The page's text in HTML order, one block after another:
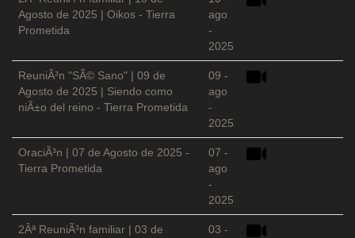
Agosto de 2025 | Oikos - Tierra
Prometida
ago
-
2025
ReuniÃ³n "SÃ© Sano" | 09 de
Agosto de 2025 | Siendo como
niÃ±o del reino - Tierra Prometida
09 -
ago
-
2025
OraciÃ³n | 07 de Agosto de 2025 -
Tierra Prometida
07 -
ago
-
2025
2Âª ReuniÃ³n familiar | 03 de
03 -